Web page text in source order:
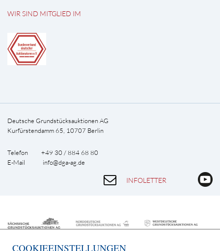
WIR SIND MITGLIED IM
Deutsche Grundstücksauktionen AG
Kurfürstendamm 65, 10707 Berlin
Telefon +49 30 / 884 68 80
E-Mail info@dga-ag.de
INFOLETTER
COOKIEEINSTELLUNGEN